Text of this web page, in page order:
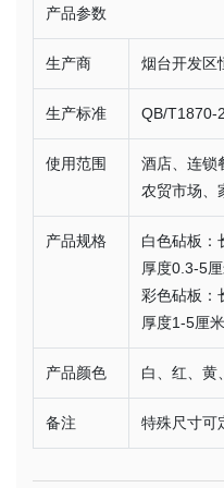
产品参数
生产商 烟台开发区
生产标准 QB/T1870-
使用范围
酒店、连锁
农贸市场、
产品规格
白色砧板：
厚度0.3-5厘
彩色砧板：
厚度1-5厘米
产品颜色 白、红、黄
备注 特殊尺寸可